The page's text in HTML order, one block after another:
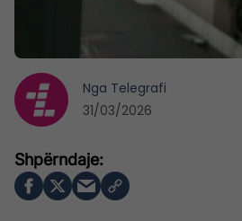
Nga Telegrafi
31/03/2026